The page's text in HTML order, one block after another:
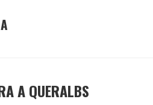
A QUERALBS